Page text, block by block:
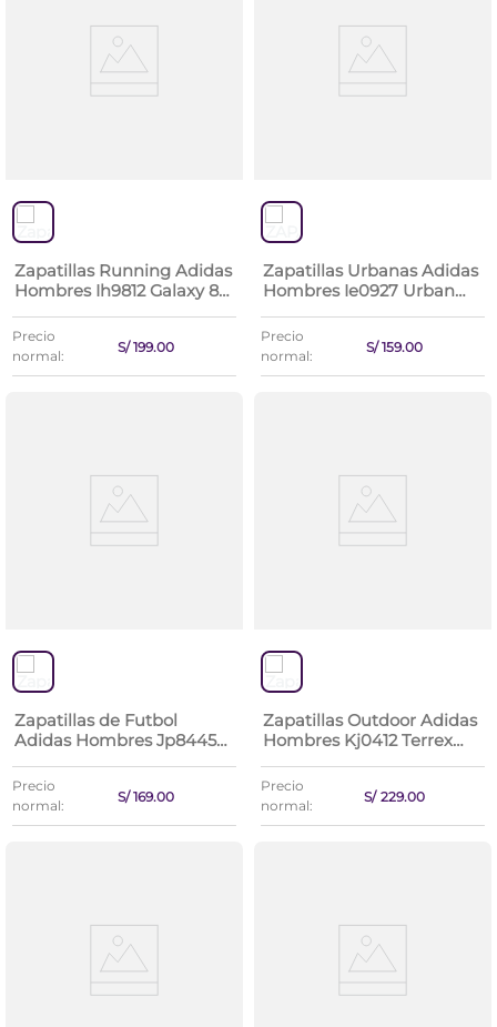
Zapatillas Running Adidas
Hombres Ih9812 Galaxy 8
Precio
normal:
S/ 199.00
Zapatillas Urbanas Adidas
Hombres Ie0927 Urban
Precio
normal:
S/ 159.00
Zapatillas de Futbol
Adidas Hombres Jp8445
Precio
normal:
S/ 169.00
Zapatillas Outdoor Adidas
Hombres Kj0412 Terrex
Precio
normal:
S/ 229.00